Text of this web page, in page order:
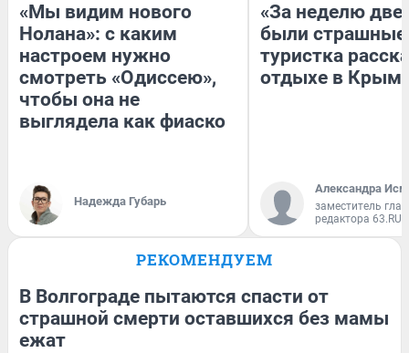
«Мы видим нового
Нолана»: с каким
настроем нужно
смотреть «Одиссею»,
чтобы она не
выглядела как фиаско
Надежда Губарь
«За неделю две
были
туристка
отдыхе в
Александра
заместитель
редактора 63.RU
РЕКОМЕНДУЕМ
В Волгограде пытаются спасти от
страшной смерти оставшихся без мамы
ежат